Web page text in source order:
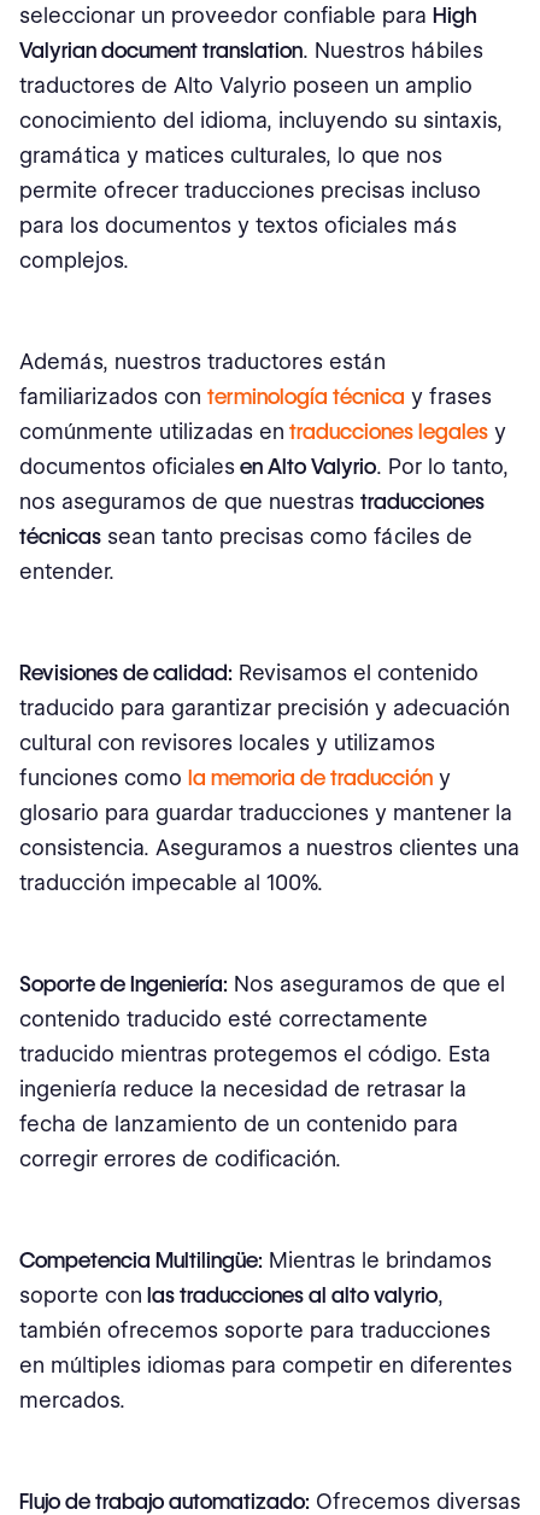
seleccionar un proveedor confiable para High
Valyrian document translation. Nuestros hábiles
traductores de Alto Valyrio poseen un amplio
conocimiento del idioma, incluyendo su sintaxis,
gramática y matices culturales, lo que nos
permite ofrecer traducciones precisas incluso
para los documentos y textos oficiales más
complejos.
Además, nuestros traductores están
familiarizados con terminología técnica y frases
comúnmente utilizadas en traducciones legales y
documentos oficiales en Alto Valyrio. Por lo tanto,
nos aseguramos de que nuestras traducciones
técnicas sean tanto precisas como fáciles de
entender.
Revisiones de calidad: Revisamos el contenido
traducido para garantizar precisión y adecuación
cultural con revisores locales y utilizamos
funciones como la memoria de traducción y
glosario para guardar traducciones y mantener la
consistencia. Aseguramos a nuestros clientes una
traducción impecable al 100%.
Soporte de Ingeniería: Nos aseguramos de que el
contenido traducido esté correctamente
traducido mientras protegemos el código. Esta
ingeniería reduce la necesidad de retrasar la
fecha de lanzamiento de un contenido para
corregir errores de codificación.
Competencia Multilingüe: Mientras le brindamos
soporte con las traducciones al alto valyrio,
también ofrecemos soporte para traducciones
en múltiples idiomas para competir en diferentes
mercados.
Flujo de trabajo automatizado: Ofrecemos diversas